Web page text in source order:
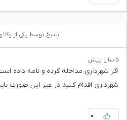
پاسخ توسط یکی از وکلای
۵ سال پیش
اگر شهرداری مداخله کرده و نامه داده
شهرداری اقدام کنید در غیر این صورت
۰